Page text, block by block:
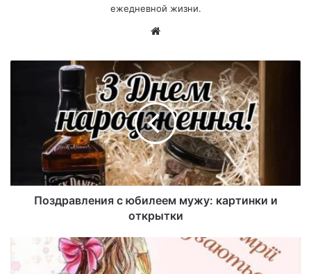
ежедневной жизни.
Поздравления с юбилеем мужу: картинки и
открытки